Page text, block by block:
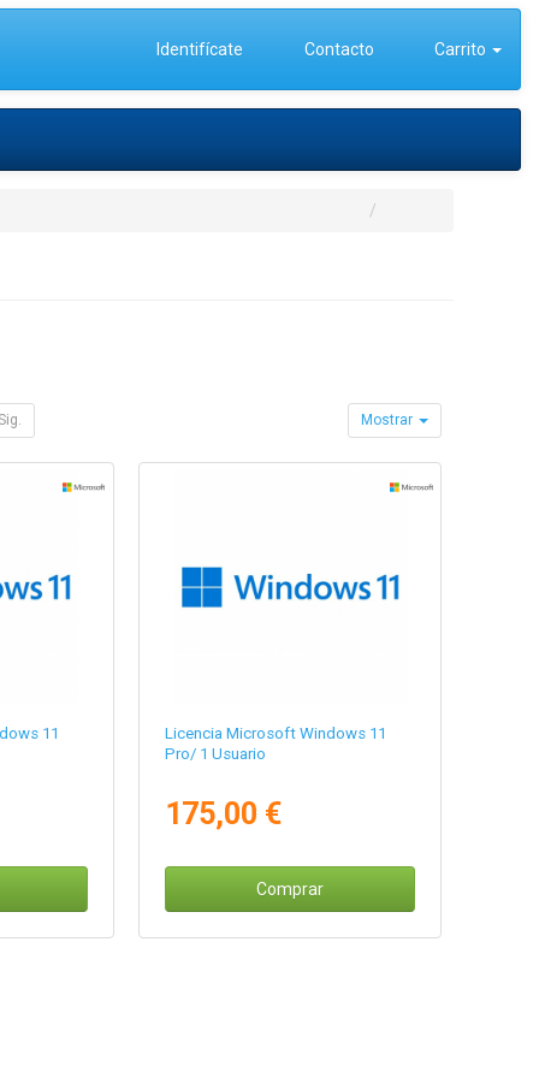
Identifícate Contacto Carrito
Mostrar
11
Licencia Microsoft Windows 11
Pro/ 1 Usuario
175,00 €
Comprar